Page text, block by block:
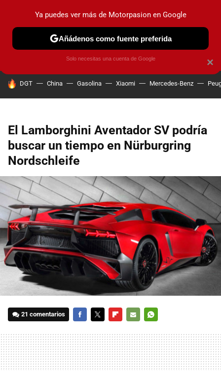
PRUEBAS COCHES ELÉCTRICOS OBSERVATORIO
HOY SE HABLA DE
DGT China Gasolina Xiaomi Mercedes-Benz
El Lamborghini Aventador SV podría
buscar un tiempo en Nürburgring
Nordschleife
21 comentarios
MAIL
×
Ya puedes ver más de Motorpasion en Google
Añádenos como fuente preferida
Solo necesitas una cuenta de Google